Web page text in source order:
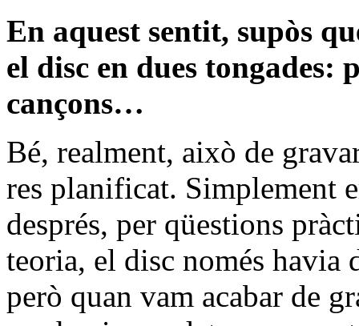
En aquest sentit, supòs
el disc en dues tongades:
cançons…
Bé, realment, això de
res planificat. Simplement
després, per qüestions
teoria, el disc només havia
però quan vam acabar de